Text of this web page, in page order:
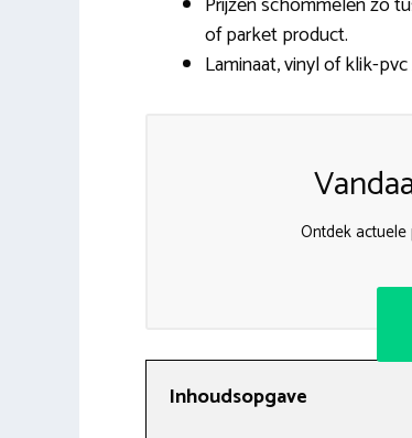
of parket product.
Laminaat, vinyl of klik-
Ontdek
Inhoudsopgave